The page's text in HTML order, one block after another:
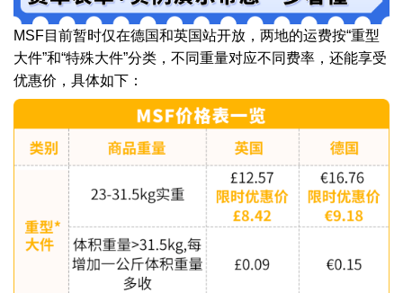
MSF目前暂时仅在德国和英国站开放，两地的运费按“重型
大件”和“特殊大件”分类，不同重量对应不同费率，还能享受
优惠价，具体如下：